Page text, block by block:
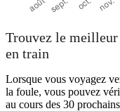
Trouvez le
en train
Lorsque vous voyagez
la foule, vous pouvez
au cours des 30